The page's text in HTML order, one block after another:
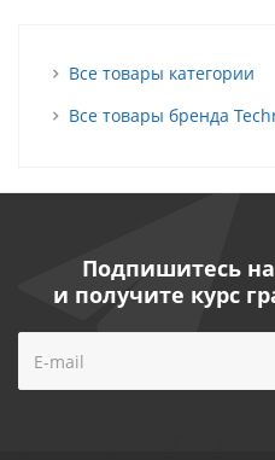
Все товары категории
Все товары бренда
Подпишитесь
и получите курс